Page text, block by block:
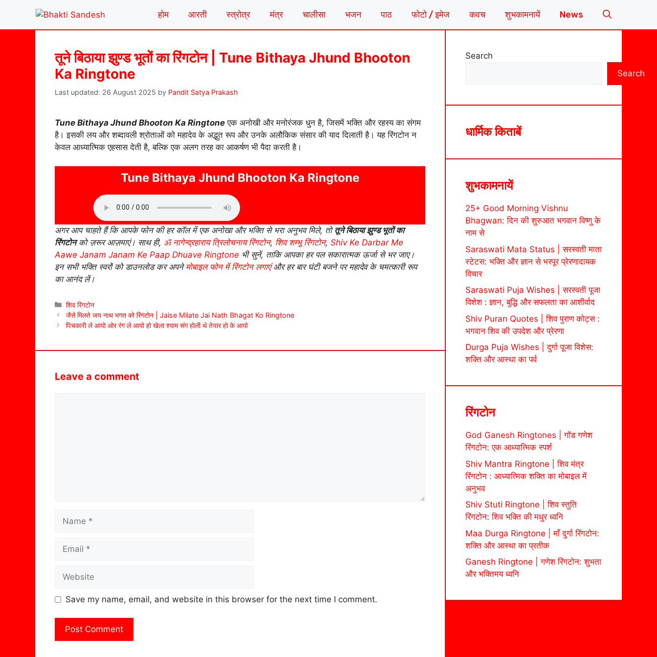
content
होम आरती स्त्रोत्र मंत्र चालीसा भजन पाठ फोटो / इमेज कवच शुभकामनायें News
तूने बिठाया झुण्ड भूतों का रिंगटोन | Tune Bithaya Jhund Bhooton
Ka Ringtone
26 August 2025 by Pandit Satya Prakash
Tune Bithaya Jhund Bhooton Ka Ringtone एक अनोखी और मनोरंजक धुन है, जिसमें भक्ति और रहस्य का संगम
है। इसकी लय और शब्दावली श्रोताओं को महादेव के अद्भुत रूप और उनके अलौकिक संसार की याद दिलाती है। यह रिंगटोन न
केवल आध्यात्मिक एहसास देती है, बल्कि एक अलग तरह का आकर्षण भी पैदा करती है।
Tune Bithaya Jhund Bhooton Ka Ringtone
अगर आप चाहते हैं कि आपके फोन की हर कॉल में एक अनोखा और भक्ति से भरा अनुभव मिले, तो तूने बिठाया झुण्ड भूतों का
रिंगटोनको ज़रूर आज़माएं। साथ ही, ॐ नागेन्द्रहाराय त्रिलोचनाय रिंगटोन, शिव शम्भू रिंगटोन, Shiv Ke Darbar Me
Aawe Janam Janam Ke Paap Dhuave Ringtone भी सुनें, ताकि आपका हर पल सकारात्मक ऊर्जा से भर जाए।
इन सभी भक्ति स्वरों को डाउनलोड कर अपनेमोबाइल फोन में रिंगटोन लगाएंऔर हर बार घंटी बजने पर महादेव के चमत्कारी रूप
का आनंद लें।
Categories
शिव रिंगटोन
जैसे मिलते जय नाथ भगत को रिंगटोन | Jaise Milate Jai Nath Bhagat Ko Ringtone
पिचकारी ले आयो ओर रंग ले आयो हो खेला श्याम संग होली थे तेयार हो के आयो
Leave a comment
Save my name, email, and website in this browser for the next time I comment.
Search
Search
धार्मिक किताबें
शुभकामनायें
25+ Good Morning Vishnu
Bhagwan: दिन की शुरुआत भगवान विष्णु के
नाम से
Saraswati Mata Status | सरस्वती माता
स्टेटस: भक्ति और ज्ञान से भरपूर प्रेरणादायक
विचार
Saraswati Puja Wishes | सरस्वती पूजा
विशेश : ज्ञान, बुद्धि और सफलता का आशीर्वाद
Shiv Puran Quotes | शिव पुराण कोट्स :
भगवान शिव की उपदेश और प्रेरणा
Durga Puja Wishes | दुर्गा पूजा विशेस:
शक्ति और आस्था का पर्व
रिंगटोन
God Ganesh Ringtones | गॉड गणेश
रिंगटोन: एक आध्यात्मिक स्पर्श
Shiv Mantra Ringtone | शिव मंत्र
रिंगटोन : आध्यात्मिक शक्ति का मोबाइल में
अनुभव
Shiv Stuti Ringtone | शिव स्तुति
रिंगटोन: शिव भक्ति की मधुर ध्वनि
Maa Durga Ringtone | माँ दुर्गा रिंगटोन:
शक्ति और आस्था का प्रतीक
Ganesh Ringtone | गणेश रिंगटोन: शुभता
और भक्तिमय ध्वनि